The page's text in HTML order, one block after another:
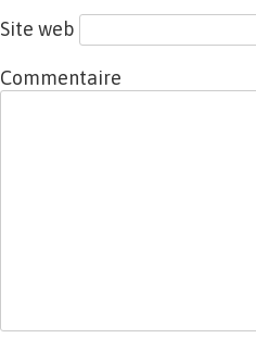
Site web
Commentaire